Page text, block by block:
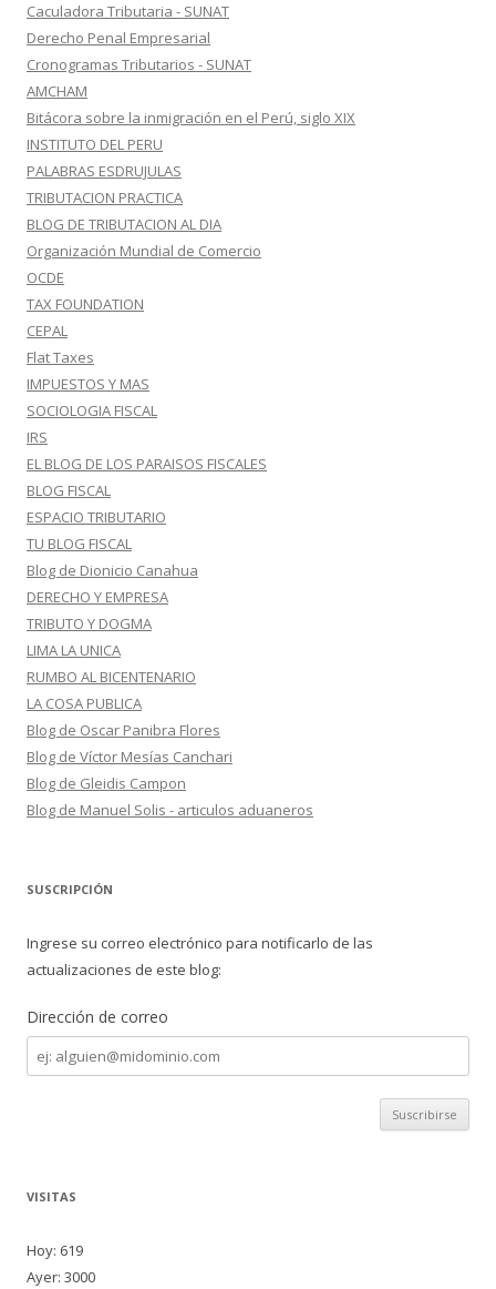
Caculadora Tributaria - SUNAT
Derecho Penal Empresarial
Cronogramas Tributarios - SUNAT
AMCHAM
Bitácora sobre la inmigración en el Perú, siglo XIX
INSTITUTO DEL PERU
PALABRAS ESDRUJULAS
TRIBUTACION PRACTICA
BLOG DE TRIBUTACION AL DIA
Organización Mundial de Comercio
OCDE
TAX FOUNDATION
CEPAL
Flat Taxes
IMPUESTOS Y MAS
SOCIOLOGIA FISCAL
IRS
EL BLOG DE LOS PARAISOS FISCALES
BLOG FISCAL
ESPACIO TRIBUTARIO
TU BLOG FISCAL
Blog de Dionicio Canahua
DERECHO Y EMPRESA
TRIBUTO Y DOGMA
LIMA LA UNICA
RUMBO AL BICENTENARIO
LA COSA PUBLICA
Blog de Oscar Panibra Flores
Blog de Víctor Mesías Canchari
Blog de Gleidis Campon
Blog de Manuel Solis - articulos aduaneros
SUSCRIPCIÓN
Ingrese su correo electrónico para notificarlo de las
actualizaciones de este blog:
Dirección de correo
Dirección
de
correo
VISITAS
Hoy: 619
Ayer: 3000